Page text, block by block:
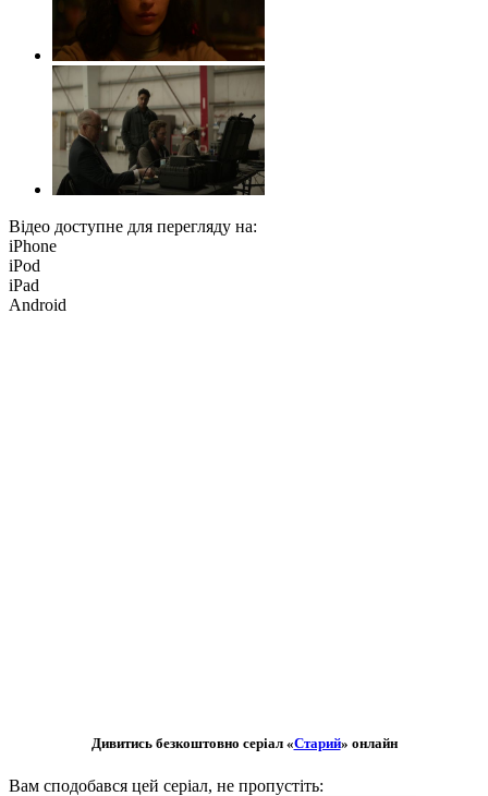
Відео доступне для перегляду на:
iPhone
iPod
iPad
Android
Дивитись безкоштовно серіал «Старий» онлайн
Вам сподобався цей серіал, не пропустіть: